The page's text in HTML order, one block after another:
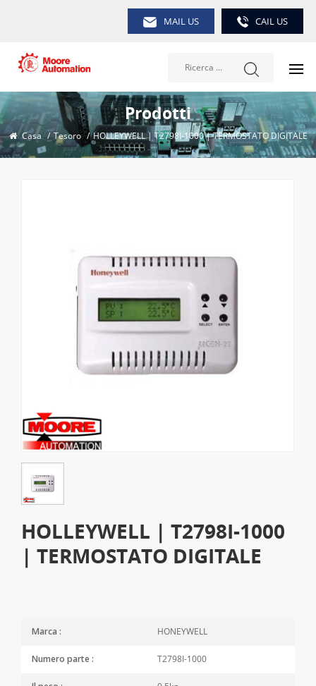
MAIL US CAIL US
Prodotti
Casa / Tesoro / HOLLEYWELL | T2798I-1000 | TERMOSTATO DIGITALE
HOLLEYWELL | T2798I-1000
| TERMOSTATO DIGITALE
Marca : HONEYWELL
Numero parte : T2798I-1000